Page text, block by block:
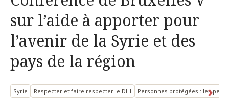
sur l’aide à apporter pour
l’avenir de la Syrie et des
pays de la région
Syrie Respecter et faire respecter le DIH Personnes protégées : les